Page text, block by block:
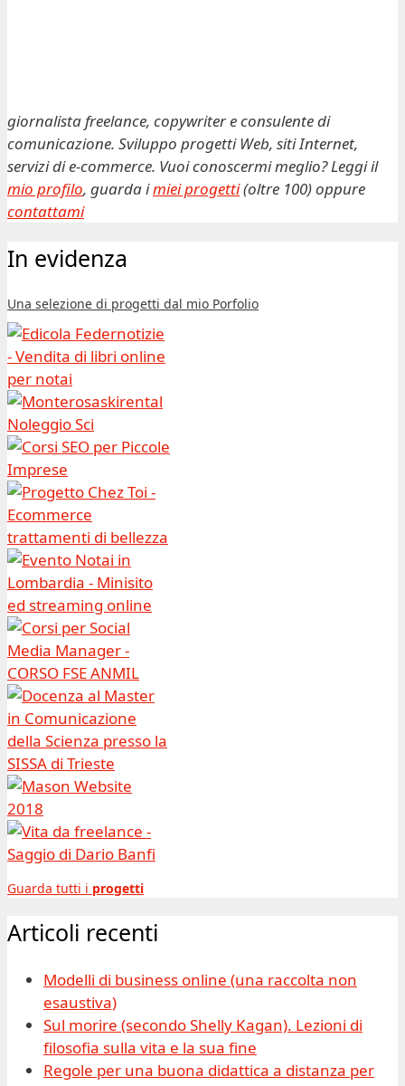
giornalista freelance, copywriter e consulente di
comunicazione. Sviluppo progetti Web, siti Internet,
servizi di e-commerce. Vuoi conoscermi meglio? Leggi il
mio profilo, guarda imiei progetti(oltre 100) oppure
contattami
In evidenza
Una selezione di progetti dal mio Porfolio
Guarda tutti i progetti
Articoli recenti
Modelli di business online (una raccolta non
esaustiva)
Sul morire (secondo Shelly Kagan). Lezioni di
filosofia sulla vita e la sua fine
Regole per una buona didattica a distanza per